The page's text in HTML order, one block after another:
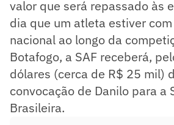
valor que será repassado às
dia que um atleta estiver
nacional ao longo da
Botafogo, a SAF receberá,
dólares (cerca de R$ 25 mil)
convocação de Danilo para a
Brasileira.